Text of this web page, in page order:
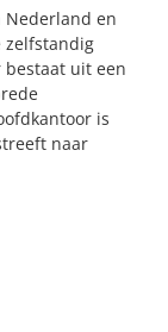
Nederland en
zelfstandig
bestaat uit een
is
naar